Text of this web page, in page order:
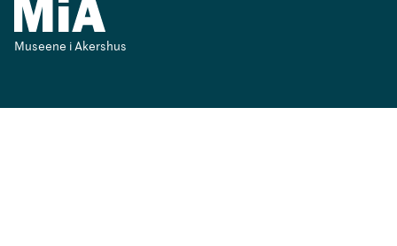
Museene i Akershus